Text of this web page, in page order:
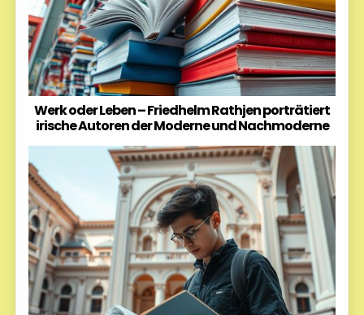
Werk oder Leben – Friedhelm Rathjen porträtiert
irische Autoren der Moderne und Nachmoderne